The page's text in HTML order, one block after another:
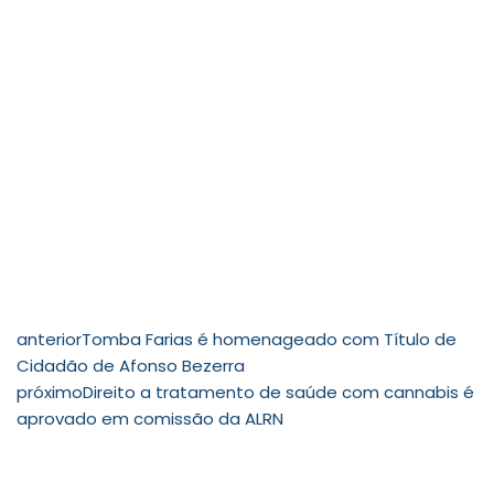
anteriorTomba Farias é homenageado com Título de
Cidadão de Afonso Bezerra
próximoDireito a tratamento de saúde com cannabis é
aprovado em comissão da ALRN